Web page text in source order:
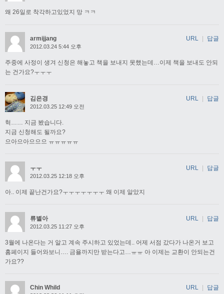
왜 26일로 착각하고있었지 망 ㅋㅋ
armijjang
2012.03.24 5:44 오후
주중에 사정이 생겨 신청은 해놓고 책을 보내지 못했는데…이제 책을 보내도 안되
는 건가요?ㅜㅜㅜ
URL 답글
김은경
2012.03.25 12:49 오전
헉…… 지금 봤습니다.
지금 신청해도 될까요?
으아으아으으으 ㅠㅠㅠㅠㅠ
URL 답글
ㅜㅜ
2012.03.25 12:18 오후
아.. 이제 끝난건가요?ㅜㅜㅜㅜㅜㅜㅜ 왜 이제 알았지
URL | 답글
류별아
2012.03.25 11:27 오후
3월에 나온다는 거 알고 계속 주시하고 있었는데.. 어제 서점 갔다가 나온거 보고
홈페이지 들어와보니…. 금욜까지만 받는다고…ㅠㅠ 아 이제는 교환이 안되는건
가요??
URL | 답글
Chin Whild URL 답글